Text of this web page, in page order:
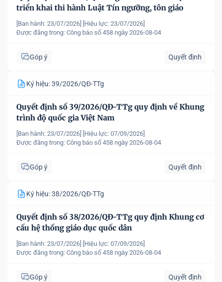
triển khai thi hành Luật Tín ngưỡng, tôn giáo
[Ban hành: 23/07/2026]
[Hiệu lực: 23/07/2026]
Được đăng trong: Công báo số 458 ngày 2026-08-04
Góp ý Quyết định
Ký hiệu: 39/2026/QĐ-TTg
Quyết định số 39/2026/QĐ-TTg quy định về Khung
trình độ quốc gia Việt Nam
[Ban hành: 23/07/2026]
[Hiệu lực: 07/09/2026]
Được đăng trong: Công báo số 458 ngày 2026-08-04
Góp ý Quyết định
Ký hiệu: 38/2026/QĐ-TTg
Quyết định số 38/2026/QĐ-TTg quy định Khung cơ
cấu hệ thống giáo dục quốc dân
[Ban hành: 23/07/2026]
[Hiệu lực: 07/09/2026]
Được đăng trong: Công báo số 458 ngày 2026-08-04
Góp ý Quyết định